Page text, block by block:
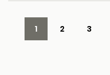
1 2 3